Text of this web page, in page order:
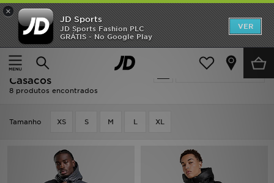
×
JD Sports
JD Sports Fashion PLC
GRÁTIS - No Google Play
VER
Página principal
Zavetti Canada Padded - Casacos
Actualizar a pesquisa
Zavetti Canada Padded -
Casacos
8 produtos encontrados
Tamanho XS S M L XL
INÍCIO
Promoções
NOVIDADES
CRIANÇA